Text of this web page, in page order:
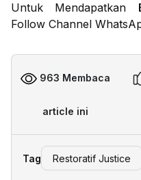
Untuk Mendapatkan
Follow Channel
963 Membaca
article ini
Tag Restoratif Justice